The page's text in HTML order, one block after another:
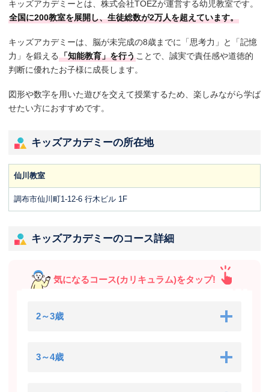
キッズアカデミーとは、株式会社TOEZが運営する幼児教室です。
全国に200教室を展開し、生徒総数が2万人を超えています。
キッズアカデミーは、脳が未完成の8歳までに「思考力」と「記憶
力」を鍛える「知能教育」を行うことで、誠実で責任感や道徳的
判断に優れたお子様に成長します。
図形や数字を用いた遊びを交えて授業するため、楽しみながら学ば
せたい方におすすめです。
キッズアカデミーの所在地
仙川教室
調布市仙川町1-12-6 行木ビル 1F
キッズアカデミーのコース詳細
気になるコース(カリキュラム)をタップ!
2～3歳
3～4歳